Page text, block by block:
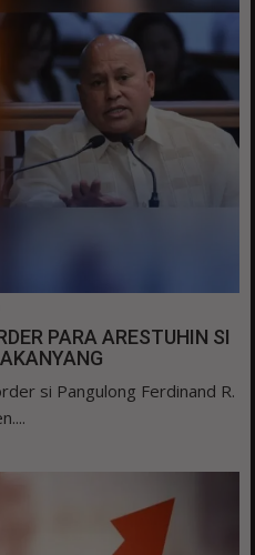
PARA ARESTUHIN SI
si Pangulong Ferdinand R.